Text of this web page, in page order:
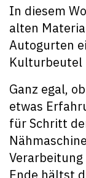
In diesem
alten
Autogurten
Kulturbeutel
Ganz egal,
etwas
für Schritt
Ende hältst